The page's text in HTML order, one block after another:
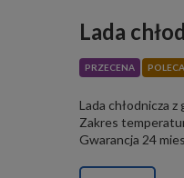
Lada
PRZECENA
Lada chłodnicza
Zakres
Gwarancja 24